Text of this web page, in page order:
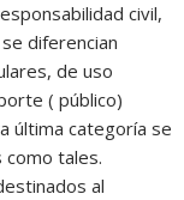
civil,
diferencian
de uso
( público)
última categoría se
tales.
al